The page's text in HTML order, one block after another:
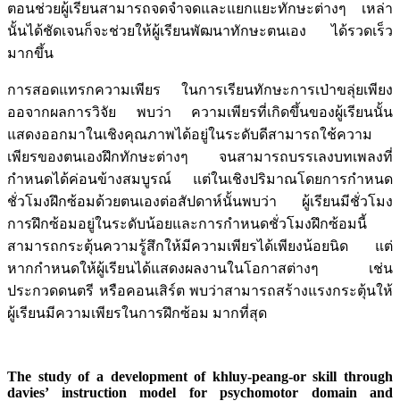
ตอนช่วยผู้เรียนสามารถจดจำจดและแยกแยะทักษะต่างๆ เหล่า
นั้นได้ชัดเจนก็จะช่วยให้ผู้เรียนพัฒนาทักษะตนเอง ได้รวดเร็ว
มากขึ้น
การสอดแทรกความเพียร ในการเรียนทักษะการเป่าขลุ่ยเพียง
ออจากผลการวิจัย พบว่า ความเพียรที่เกิดขึ้นของผู้เรียนนั้น
แสดงออกมาในเชิงคุณภาพได้อยู่ในระดับดีสามารถใช้ความ
เพียรของตนเองฝึกทักษะต่างๆ จนสามารถบรรเลงบทเพลงที่
กำหนดได้ค่อนข้างสมบูรณ์ แต่ในเชิงปริมาณโดยการกำหนด
ชั่วโมงฝึกซ้อมด้วยตนเองต่อสัปดาห์นั้นพบว่า ผู้เรียนมีชั่วโมง
การฝึกซ้อมอยู่ในระดับน้อยและการกำหนดชั่วโมงฝึกซ้อมนี้
สามารถกระตุ้นความรู้สึกให้มีความเพียรได้เพียงน้อยนิด แต่
หากกำหนดให้ผู้เรียนได้แสดงผลงานในโอกาสต่างๆ เช่น
ประกวดดนตรี หรือคอนเสิร์ต พบว่าสามารถสร้างแรงกระตุ้นให้
ผู้เรียนมีความเพียรในการฝึกซ้อม มากที่สุด
The study of a development of khluy-peang-or skill through
davies’ instruction model for psychomotor domain and